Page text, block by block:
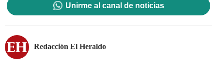
Unirme al canal de noticias
Redacción El Heraldo